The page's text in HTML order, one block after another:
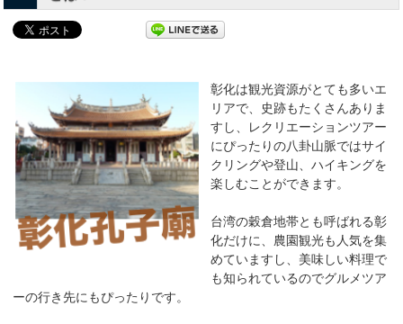
彰化は観光資源がとても多いエ
リアで、史跡もたくさんありま
すし、レクリエーションツアー
にぴったりの八卦山脈ではサイ
クリングや登山、ハイキングを
楽しむことができます。
台湾の穀倉地帯とも呼ばれる彰
化だけに、農園観光も人気を集
めていますし、美味しい料理で
も知られているのでグルメツア
ーの行き先にもぴったりです。